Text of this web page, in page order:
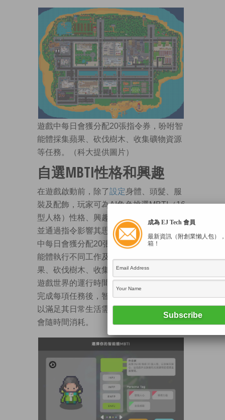
遊戲中每日會獲分配20張指令券，吩咐智
能體採集蘋果、砍伐樹木、收集礦物資源
等任務。（科大提供圖片）
自選MBTI性格和興趣
在遊戲啟動前，除了設定身體、頭髮、服
裝及配飾，玩家可為AI角色挑選MBTI（16
型人格）性格、興趣與行為偏好等參數，
並通過指令影響其思考與生活模式。遊戲
中每日會獲分配20張指令券，用以吩咐智
能體執行不同工作及任務，例如採集蘋
果、砍伐樹木、收集礦物資源等。在虛擬
遊戲世界的運行時間，較現實生活快7倍。
完成每項任務後，智能體將賺取金錢，用
以滿足其日常生活需要，其精神及體力亦
會隨時間消耗。
成為 EJ Tech 會員
最新資訊（附創業懶人包）
箱！